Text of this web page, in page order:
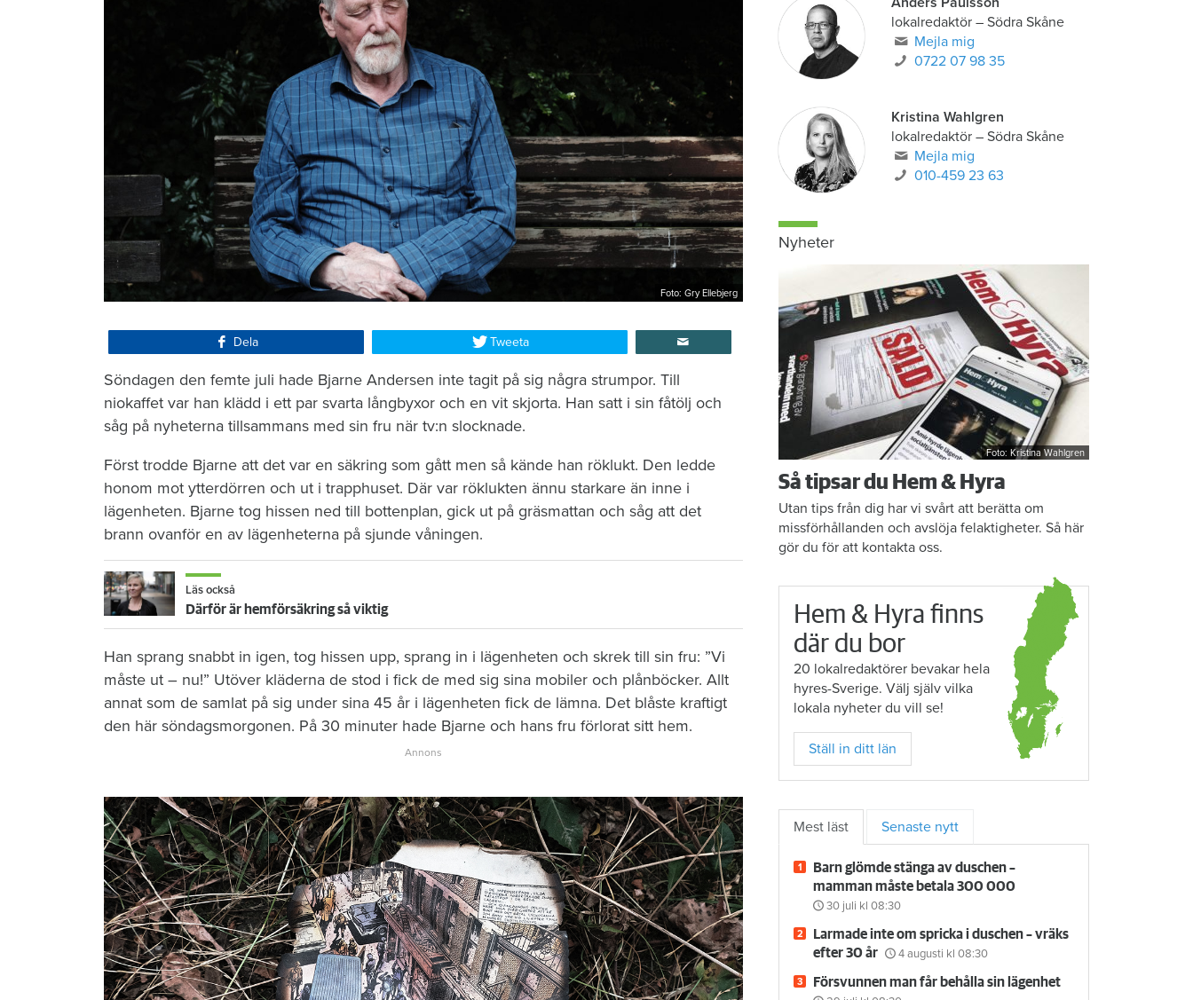
Foto: Gry Ellebjerg
Dela Tweeta
Söndagen den femte juli hade Bjarne Andersen inte tagit på sig några strumpor. Till
niokaffet var han klädd i ett par svarta långbyxor och en vit skjorta. Han satt i sin fåtölj och
såg på nyheterna tillsammans med sin fru när tv:n slocknade.
Först trodde Bjarne att det var en säkring som gått men så kände han röklukt. Den ledde
honom mot ytterdörren och ut i trapphuset. Där var röklukten ännu starkare än inne i
lägenheten. Bjarne tog hissen ned till bottenplan, gick ut på gräsmattan och såg att det
brann ovanför en av lägenheterna på sjunde våningen.
Läs också
Därför är hemförsäkring så viktig
Han sprang snabbt in igen, tog hissen upp, sprang in i lägenheten och skrek till sin fru: ”Vi
måste ut – nu!” Utöver kläderna de stod i fick de med sig sina mobiler och plånböcker. Allt
annat som de samlat på sig under sina 45 år i lägenheten fick de lämna. Det blåste kraftigt
den här söndagsmorgonen. På 30 minuter hade Bjarne och hans fru förlorat sitt hem.
lokalredaktör– Södra Skåne
Mejla mig
0722 07 98 35
Kristina Wahlgren
lokalredaktör– Södra Skåne
Mejla mig
010-459 23 63
Nyheter
Foto: Kristina Wahlgren
Så tipsar du Hem & Hyra
Utan tips från dig har vi svårt att berätta om
missförhållanden och avslöja felaktigheter. Så här
gör du för att kontakta oss.
Hem & Hyra finns
där du bor
20 lokalredaktörer bevakar hela
hyres-Sverige. Välj själv vilka
lokala nyheter du vill se!
Ställ in ditt län
Mest läst Senaste nytt
Barn glömde stänga av duschen –
mamman måste betala 300 000
30 juli kl 08:30
Larmade inte om spricka i duschen – vräks
efter 30 år
4 augusti kl 08:30
Försvunnen man får behålla sin lägenhet